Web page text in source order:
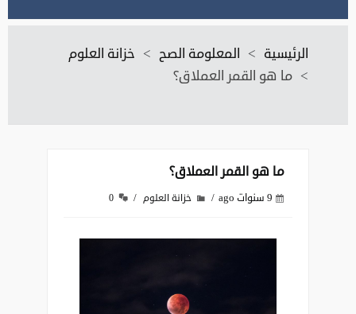
الرئيسية > المعلومة الصح > خزانة العلوم
> ما هو القمر العملاق؟
ما هو القمر العملاق؟
9 سنوات ago خزانة العلوم 0